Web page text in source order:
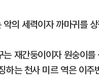
의 세력이자 까마귀를
재간둥이이자 원숭이
하는 천사 미르 역은 이